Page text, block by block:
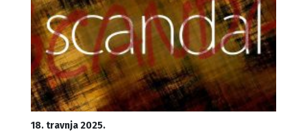
18. travnja 2025.